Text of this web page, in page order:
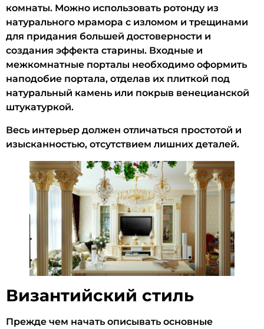
комнаты. Можно использовать ротонду из
натурального мрамора с изломом и трещинами
для придания большей достоверности и
создания эффекта старины. Входные и
межкомнатные порталы необходимо оформить
наподобие портала, отделав их плиткой под
натуральный камень или покрыв венецианской
штукатуркой.
Весь интерьер должен отличаться простотой и
изысканностью, отсутствием лишних деталей.
Византийский стиль
Прежде чем начать описывать основные